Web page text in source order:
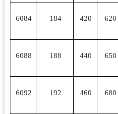
6084 184 420 620
6088 188 440 650
6092 192 460 680